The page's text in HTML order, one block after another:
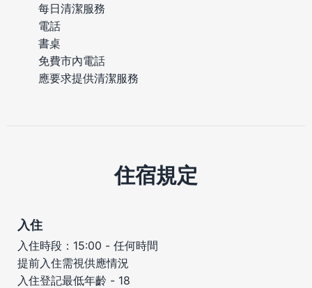
每日清潔服務
電話
書桌
免費市內電話
應要求提供清潔服務
住宿規定
入住
入住時段：15:00 - 任何時間
提前入住需視供應情況
入住登記最低年齡 - 18